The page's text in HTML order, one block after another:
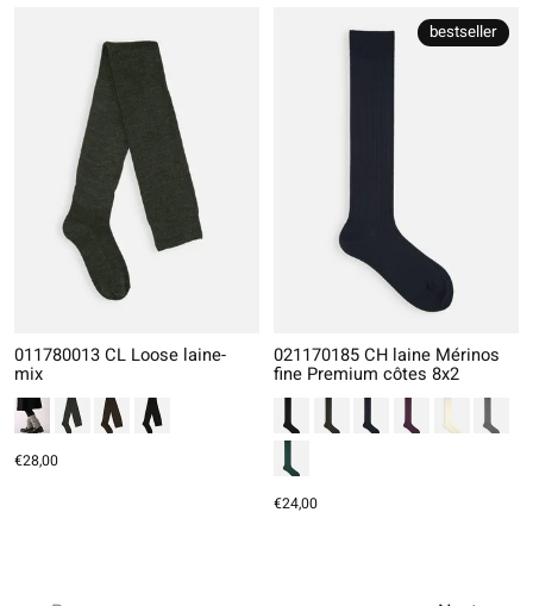
011780013 CL Loose laine-
mix
€28,00
bestseller
021170185 CH laine Mérinos
fine Premium côtes 8x2
€24,00